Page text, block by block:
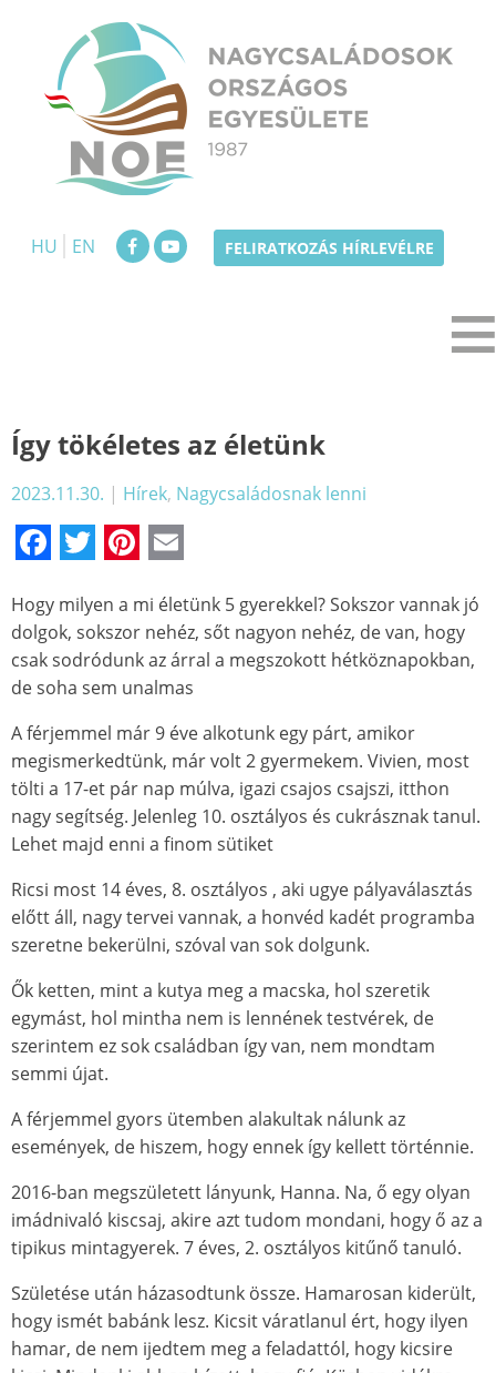
content
HU
EN FELIRATKOZÁS HÍRLEVÉLRE
Így tökéletes az életünk
2023.11.30. | Hírek, Nagycsaládosnak lenni
Facebook
TwitterPinterest
Hogy milyen a mi életünk 5 gyerekkel? Sokszor vannak jó
dolgok, sokszor nehéz, sőt nagyon nehéz, de van, hogy
csak sodródunk az árral a megszokott hétköznapokban,
de soha sem unalmas
A férjemmel már 9 éve alkotunk egy párt, amikor
megismerkedtünk, már volt 2 gyermekem. Vivien, most
tölti a 17-et pár nap múlva, igazi csajos csajszi, itthon
nagy segítség. Jelenleg 10. osztályos és cukrásznak tanul.
Lehet majd enni a finom sütiket
Ricsi most 14 éves, 8. osztályos , aki ugye pályaválasztás
előtt áll, nagy tervei vannak, a honvéd kadét programba
szeretne bekerülni, szóval van sok dolgunk.
Ők ketten, mint a kutya meg a macska, hol szeretik
egymást, hol mintha nem is lennének testvérek, de
szerintem ez sok családban így van, nem mondtam
semmi újat.
A férjemmel gyors ütemben alakultak nálunk az
események, de hiszem, hogy ennek így kellett történnie.
2016-ban megszületett lányunk, Hanna. Na, ő egy olyan
imádnivaló kiscsaj, akire azt tudom mondani, hogy ő az a
tipikus mintagyerek. 7 éves, 2. osztályos kitűnő tanuló.
Születése után házasodtunk össze. Hamarosan kiderült,
hogy ismét babánk lesz. Kicsit váratlanul ért, hogy ilyen
hamar, de nem ijedtem meg a feladattól, hogy kicsire